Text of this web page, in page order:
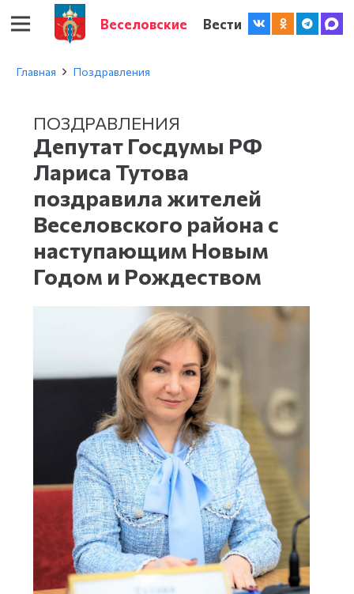
Веселовские Вести
Главная Поздравления
ПОЗДРАВЛЕНИЯ
Депутат Госдумы РФ
Лариса Тутова
поздравила жителей
Веселовского района с
наступающим Новым
Годом и Рождеством